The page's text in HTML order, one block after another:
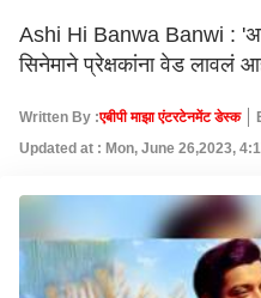
Ashi Hi Banwa Banwi : 'अशी
सिनेमाने प्रेक्षकांना वेड लावलं
Written By :एबीपी माझा एंटरटेनमेंट डेस्क
Updated at : Mon, June 26,2023,